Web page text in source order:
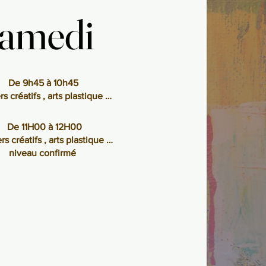
De 9h45 à 10h45
créatifs , arts plastique …
De 11H00 à 12H00
créatifs , arts plastique …
niveau confirmé